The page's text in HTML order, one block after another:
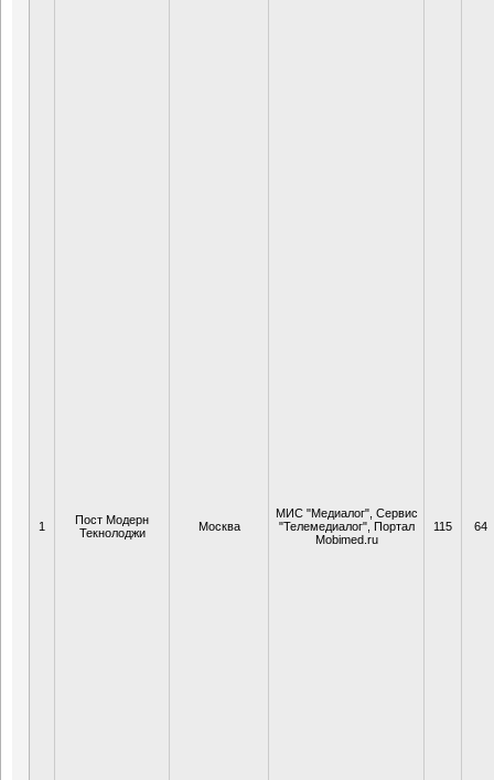
1
Пост Модерн
Текнолоджи
Москва
МИС "Медиалог", Сервис
"Телемедиалог", Портал
Mobimed.ru
115 64